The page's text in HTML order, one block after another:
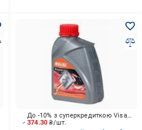
374.30₴/шт.
До -10% з суперкредиткою Visa Вигода